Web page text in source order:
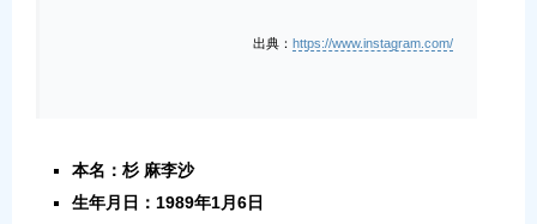
出典： https://www.instagram.com/
本名：杉 麻李沙
生年月日：1989年1月6日